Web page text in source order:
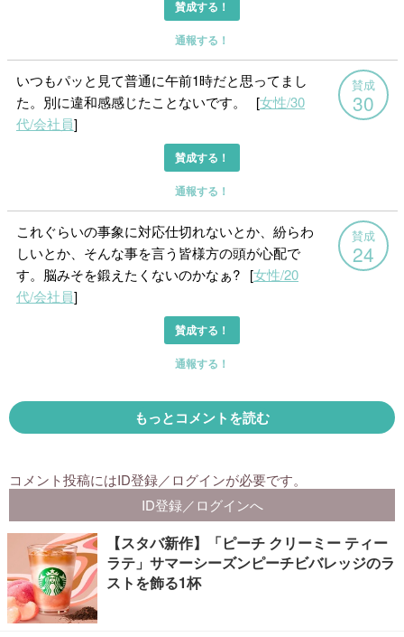
【スタバ新作】「ピーチ クリーミー ティー
ラテ」サマーシーズンピーチビバレッジのラ
ストを飾る1杯